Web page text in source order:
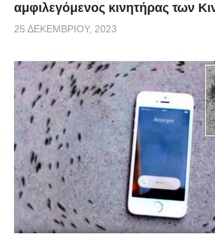
αμφιλεγόμενος κινητήρας των
25 ΔΕΚΕΜΒΡΊΟΥ, 2023